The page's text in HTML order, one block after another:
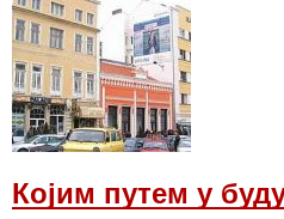
Којим путем у